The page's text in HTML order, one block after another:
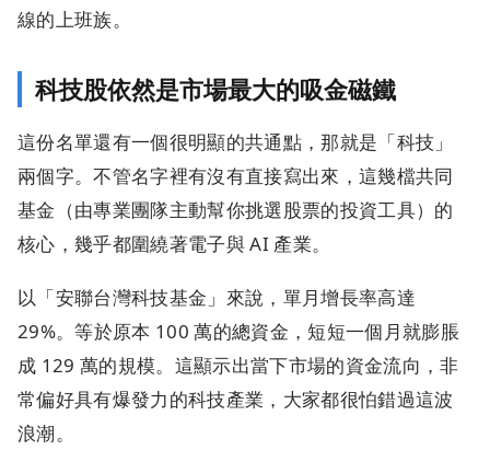
線的上班族。
科技股依然是市場最大的吸金磁鐵
這份名單還有一個很明顯的共通點，那就是「科技」
兩個字。不管名字裡有沒有直接寫出來，這幾檔共同
基金（由專業團隊主動幫你挑選股票的投資工具）的
核心，幾乎都圍繞著電子與 AI 產業。
以「安聯台灣科技基金」來說，單月增長率高達
29%。等於原本 100 萬的總資金，短短一個月就膨脹
成 129 萬的規模。這顯示出當下市場的資金流向，非
常偏好具有爆發力的科技產業，大家都很怕錯過這波
浪潮。